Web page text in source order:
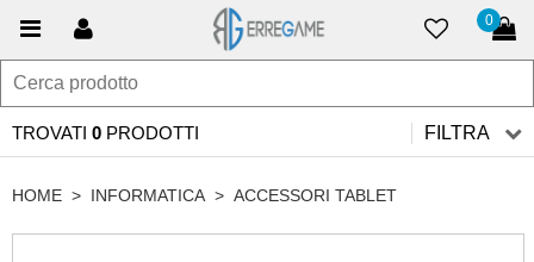
0
TROVATI 0 PRODOTTI FILTRA
HOME > INFORMATICA > ACCESSORI TABLET